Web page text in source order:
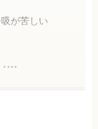
が苦しい